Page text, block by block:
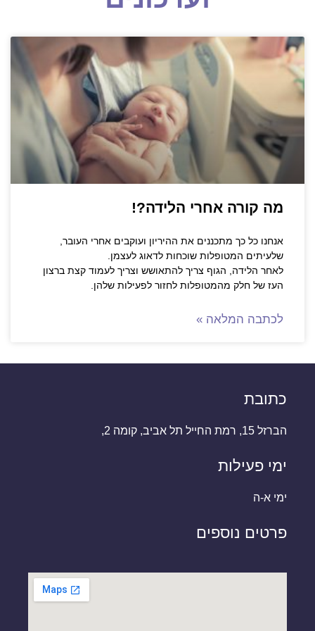
מה קורה אחרי הלידה?!
אנחנו כל כך מתכננים את ההיריון ועוקבים אחרי העובר,
שלעיתים המטופלות שוכחות לדאוג לעצמן.
לאחר הלידה, הגוף צריך להתאושש וצריך לעמוד קצת ברצון
העז של חלק מהמטופלות לחזור לפעילות שלהן.
לכתבה המלאה »
כתובת
הברזל 15, רמת החייל תל אביב, קומה 2,
ימי פעילות
ימי א-ה
פרטים נוספים